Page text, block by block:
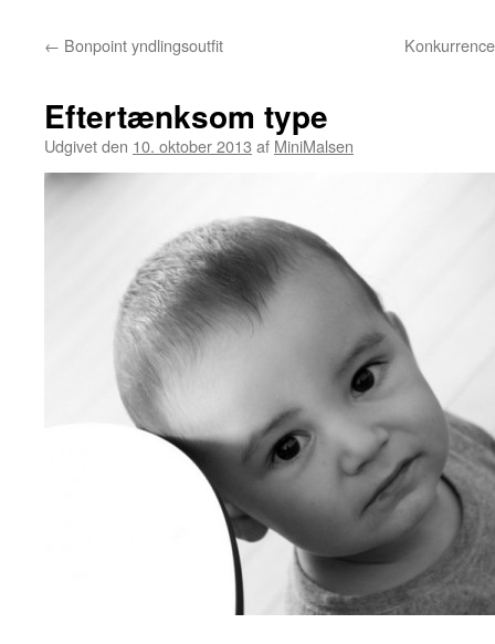
← Bonpoint yndlingsoutfit
Eftertænksom type
Udgivet den 10. oktober 2013 af MiniMalsen